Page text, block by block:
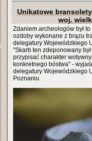
Unikatowe
woj.
Zdaniem archeologów był
ozdoby wykonane z brązu
delegatury Wojewódzkiego
"Skarb ten zdeponowany
przypisać charakter
konkretnego bóstwa" -
delegatury Wojewódzkiego
Poznaniu.